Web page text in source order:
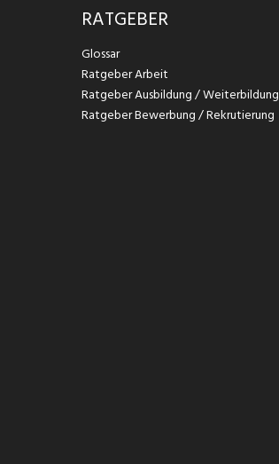
RATGEBER
Glossar
Ratgeber Arbeit
Ratgeber Ausbildung / Weiterbildung
Ratgeber Bewerbung / Rekrutierung